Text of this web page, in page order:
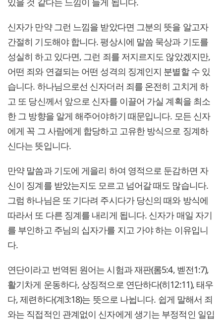
신자가 만약 그런 느낌을 받았다면 그분의 뜻을 알고자
간절히 기도해야 합니다. 평상시에 말씀 묵상과 기도를
성실히 하고 있다면, 그런 죄를 저지르지도 않았겠지만,
어떤 죄와 연결되는 어떤 성격의 징계인지 분별할 수 있
습니다. 하나님으로선 신자더러 죄를 온전히 고치게 하
고 또 당신께서 앞으로 신자를 이끌어 가실 계획을 최소
한 그 방향을 알게 해주어야하기 때문입니다. 모든 신자
에게 꼭 그 사람에게 합당하고 고유한 방식으로 징계하
신다는 뜻입니다.
만약 말씀과 기도에 게을리 하여 영적으로 둔감하면 자
신이 징계를 받았는지도 모르고 넘어갈 때도 많습니다.
그럼 하나님은 또 기다려 주시다가 당신의 때와 방식에
따라서 또 다른 징계를 내리게 됩니다. 신자가 매일 자기
를 부인하고 주님의 십자가를 지고 가야 하는 이유입니
다.
연단이라고 번역된 원어는 시험과 재판(롬5:4, 벧전1:7),
활기차게 운동하다, 상징적으로 연단하다(히12:11), 태우
다, 제련하다(계3:18)는 뜻으로 나뉩니다. 쉽게 말해서 죄
와는 직접적인 관계없이 신자에게 생기는 부정적인 일입